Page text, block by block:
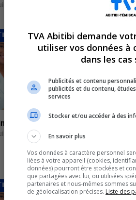
2023
COMPLETS
de nouvelles du 14 juin 2023
2023
COMPLETS
TVA Abitibi demande
utiliser vos données à
dans les cas
Publicités et contenu
publicités et du contenu,
services
Stocker et/ou accéder à des
En savoir plus
Vos données à caractère personnel
liées à votre appareil (cookies,
données) pourront être stockées et
que partagées avec lui, ou utilisées
partenaires et nous-mêmes sommes
de géolocalisation précises. Liste des